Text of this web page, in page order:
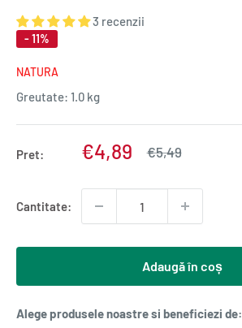
3 recenzii
- 11%
NATURA
Greutate: 1.0 kg
Pret:
Pret
€4,89
Pret
€5,49
Cantitate:
Adaugă în coș
Alege produsele noastre si beneficiezi de: